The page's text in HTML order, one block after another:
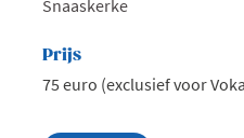
Snaaskerke
Prijs
75 euro (exclusief voor